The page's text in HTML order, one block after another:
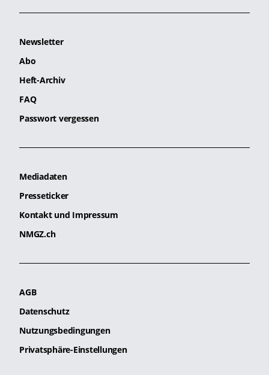
Newsletter
Abo
Heft-Archiv
FAQ
Passwort vergessen
Mediadaten
Presseticker
Kontakt und Impressum
NMGZ.ch
AGB
Datenschutz
Nutzungsbedingungen
Privatsphäre-Einstellungen